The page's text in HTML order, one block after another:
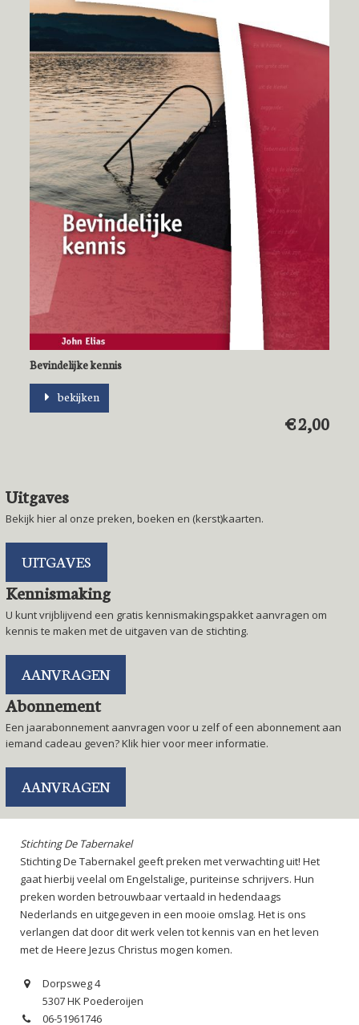
Bevindelijke kennis
bekijken
€ 2,00
Uitgaves
Bekijk hier al onze preken, boeken en (kerst)kaarten.
UITGAVES
Kennismaking
U kunt vrijblijvend een gratis kennismakingspakket aanvragen om
kennis te maken met de uitgaven van de stichting.
AANVRAGEN
Abonnement
Een jaarabonnement aanvragen voor u zelf of een abonnement aan
iemand cadeau geven? Klik hier voor meer informatie.
AANVRAGEN
Stichting De Tabernakel
Stichting De Tabernakel geeft preken met verwachting uit! Het
gaat hierbij veelal om Engelstalige, puriteinse schrijvers. Hun
preken worden betrouwbaar vertaald in hedendaags
Nederlands en uitgegeven in een mooie omslag. Het is ons
verlangen dat door dit werk velen tot kennis van en het leven
met de Heere Jezus Christus mogen komen.
Dorpsweg 4
5307 HK Poederoijen
06-51961746